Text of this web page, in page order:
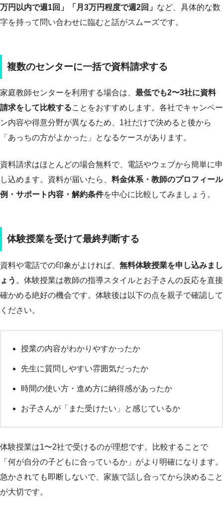
万円以内で週1回」「月3万円程度で週2回」 など、具体的な数
字を持って問い合わせに臨むと話がスムーズです。
複数のセンターに一括で資料請求する
家庭教師センターを利用する場合は、 最低でも2〜3社に資料
請求をして比較することをおすすめします。各社でキャンペー
ン内容や得意分野が異なるため、1社だけで決めると後から
「あっちの方がよかった」となるケースがあります。
資料請求はほとんどの場合無料で、電話やウェブから簡単に申
し込めます。資料が届いたら、 料金体系・教師のプロフィール
例・サポート内容・解約条件を中心に比較してみましょう。
体験授業を受けて最終判断する
資料や電話での印象がよければ、 無料体験授業を申し込みまし
ょう 。体験授業は教師の指導スタイルとお子さんの反応を直接
確かめる絶好の機会です。体験後は以下の点を親子で確認して
ください。
授業の内容がわかりやすかったか
先生に質問しやすい雰囲気だったか
時間の使い方・進め方に納得感があったか
お子さんが「また受けたい」と感じているか
体験授業は1〜2社で受けるのが理想です。比較することで
「何が自分の子どもに合っているか」がより明確になります。
急かされても即断しないで、家族で話し合ってから決めること
が大切です。